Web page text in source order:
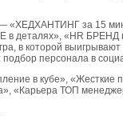
— «ХЕДХАНТИНГ за 15
деталях», «HR БРЕНД
в которой
подбор персонала в
в кубе», «Жесткие
«Карьера ТОП